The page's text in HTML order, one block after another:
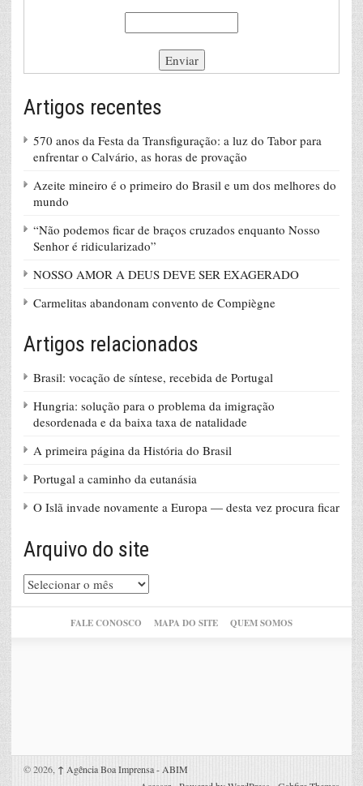
Artigos recentes
570 anos da Festa da Transfiguração: a luz do Tabor para
enfrentar o Calvário, as horas de provação
Azeite mineiro é o primeiro do Brasil e um dos melhores do
mundo
“Não podemos ficar de braços cruzados enquanto Nosso
Senhor é ridicularizado”
NOSSO AMOR A DEUS DEVE SER EXAGERADO
Carmelitas abandonam convento de Compiègne
Artigos relacionados
Brasil: vocação de síntese, recebida de Portugal
Hungria: solução para o problema da imigração
desordenada e da baixa taxa de natalidade
A primeira página da História do Brasil
Portugal a caminho da eutanásia
O Islã invade novamente a Europa — desta vez procura ficar
Arquivo do site
Arquivo
do
FALE CONOSCO MAPA DO SITE QUEM SOMOS
© 2026, ↑ Agência Boa Imprensa - ABIM